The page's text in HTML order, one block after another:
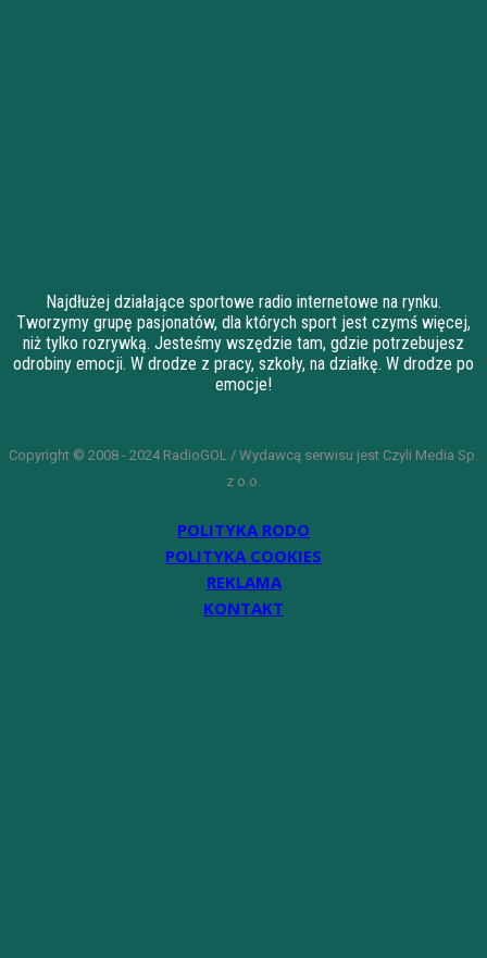
Najdłużej działające sportowe radio internetowe na rynku.
Tworzymy grupę pasjonatów, dla których sport jest czymś więcej,
niż tylko rozrywką. Jesteśmy wszędzie tam, gdzie potrzebujesz
odrobiny emocji. W drodze z pracy, szkoły, na działkę. W drodze po
emocje!
Copyright © 2008 - 2024 RadioGOL / Wydawcą serwisu jest Czyli Media Sp.
z o.o.
POLITYKA RODO
POLITYKA COOKIES
REKLAMA
KONTAKT